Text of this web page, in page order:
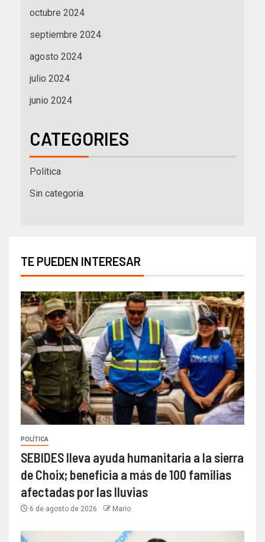
octubre 2024
septiembre 2024
agosto 2024
julio 2024
junio 2024
CATEGORIES
Política
Sin categoria
TE PUEDEN INTERESAR
POLÍTICA
SEBIDES lleva ayuda humanitaria a la sierra
de Choix; beneficia a más de 100 familias
afectadas por las lluvias
6 de agosto de 2026 Mario